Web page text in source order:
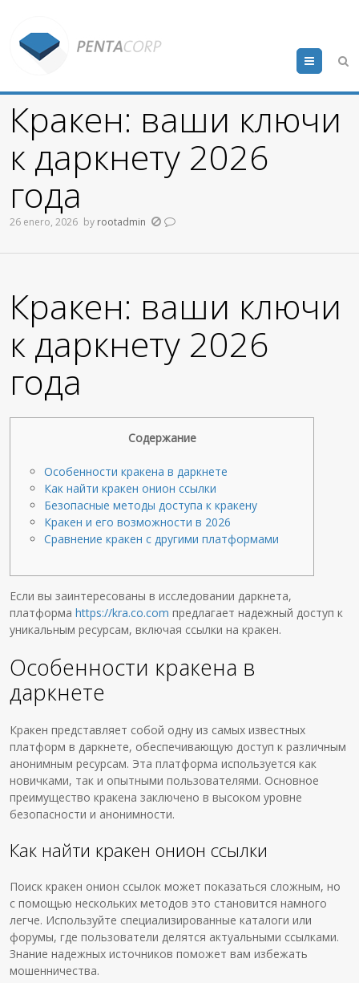
Menu
Кракен: ваши ключи
к даркнету 2026
года
26 enero, 2026 by rootadmin
Кракен: ваши ключи
к даркнету 2026
года
Содержание
Особенности кракена в даркнете
Как найти кракен онион ссылки
Безопасные методы доступа к кракену
Кракен и его возможности в 2026
Сравнение кракен с другими платформами
Если вы заинтересованы в исследовании даркнета,
платформаhttps://kra.co.com предлагает надежный доступ к
уникальным ресурсам, включая ссылки на кракен.
Особенности кракена в
даркнете
Кракен представляет собой одну из самых известных
платформ в даркнете, обеспечивающую доступ к различным
анонимным ресурсам. Эта платформа используется как
новичками, так и опытными пользователями. Основное
преимущество кракена заключено в высоком уровне
безопасности и анонимности.
Как найти кракен онион ссылки
Поиск кракен онион ссылок может показаться сложным, но
с помощью нескольких методов это становится намного
легче. Используйте специализированные каталоги или
форумы, где пользователи делятся актуальными ссылками.
Знание надежных источников поможет вам избежать
мошенничества.